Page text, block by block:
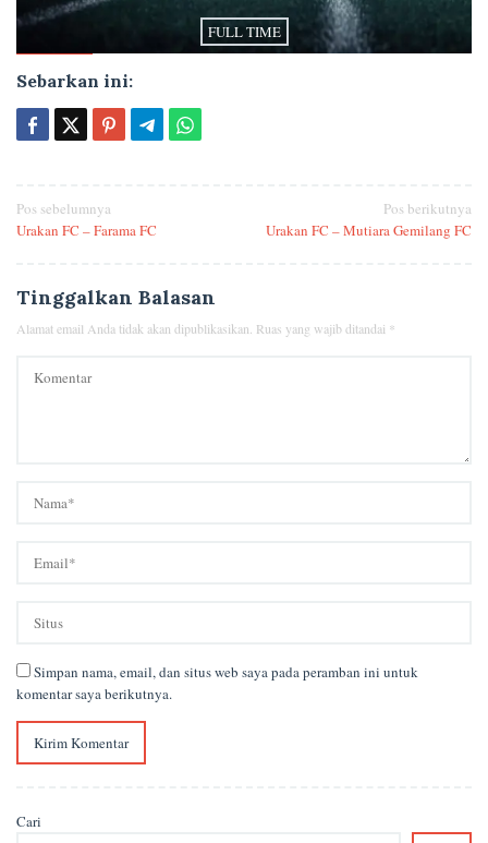
FULL TIME
Sebarkan ini:
Navigasi
pos
Pos sebelumnya
Urakan FC – Farama FC
Pos berikutnya
Urakan FC – Mutiara Gemilang FC
Tinggalkan Balasan
Alamat email Anda tidak akan dipublikasikan. Ruas yang wajib ditandai *
Simpan nama, email, dan situs web saya pada peramban ini untuk
komentar saya berikutnya.
Cari